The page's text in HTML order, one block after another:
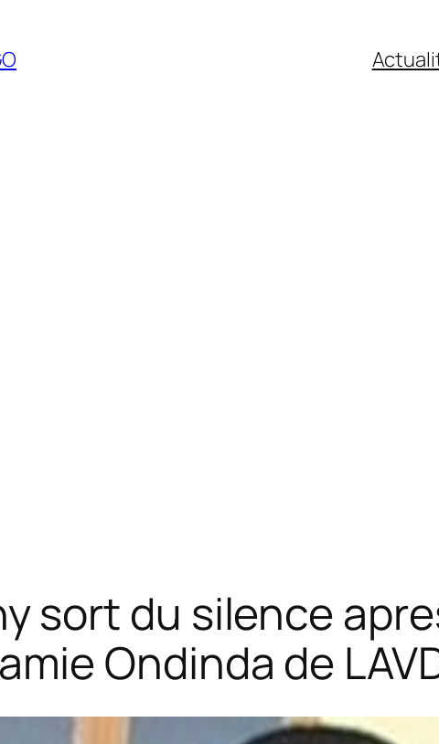
sort du silence
Ondinda de